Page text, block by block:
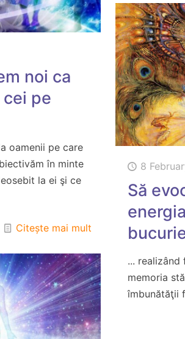
noi ca
pe
oamenii pe care
în minte
la ei şi ce
Citește mai mult
8
Să
...
memoria
îmbunătăţii